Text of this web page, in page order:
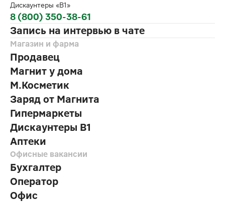
Дискаунтеры «В1»
8 (800) 350-38-61
Запись на интервью в чате
Магазин и фарма
Продавец
Магнит у дома
М.Косметик
Заряд от Магнита
Гипермаркеты
Дискаунтеры В1
Аптеки
Офисные вакансии
Бухгалтер
Оператор
Офис